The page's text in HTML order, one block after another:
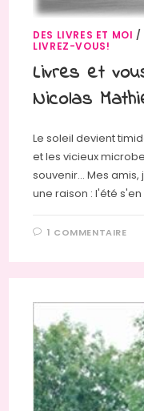
DES LIVRES ET MOI /
LIVREZ-VOUS!
Livres et
Nicolas
Le soleil devient
et les vicieux
souvenir... Mes
une raison : l'été
1 COMMENTAIRE